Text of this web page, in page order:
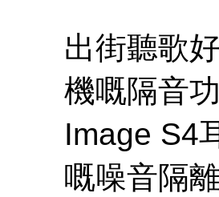
出街聽歌
機嘅隔音
Image S4
嘅噪音隔